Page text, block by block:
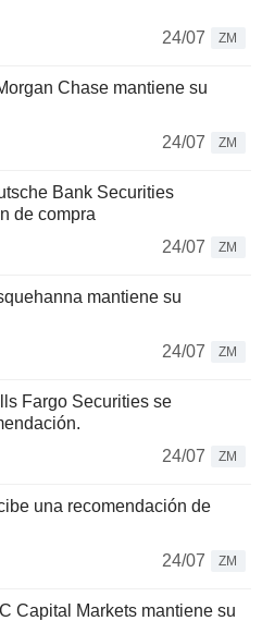
24/07
ZM
Chase mantiene su
24/07
ZM
Bank Securities
de compra
24/07
ZM
mantiene su
24/07
ZM
Fargo Securities se
24/07
ZM
una recomendación de
24/07
ZM
Capital Markets mantiene su